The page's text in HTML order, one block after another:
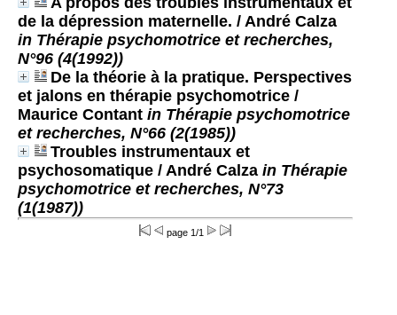
de la dépression maternelle. / André Calza
in Thérapie psychomotrice et recherches,
N°96 (4(1992))
De la théorie à la pratique. Perspectives
et jalons en thérapie psychomotrice /
Maurice Contant in Thérapie psychomotrice
et recherches, N°66 (2(1985))
Troubles instrumentaux et
psychosomatique / André Calza in Thérapie
psychomotrice et recherches, N°73
(1(1987))
page 1/1